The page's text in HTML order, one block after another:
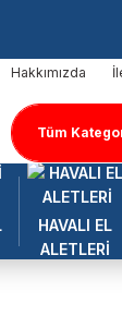
Hakkımızda
HAVALI EL
ALETLERİ